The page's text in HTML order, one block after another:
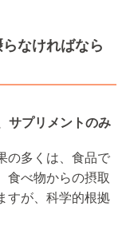
なければなら
サプリメントのみ
の多くは、食品で
食べ物からの摂取
すが、科学的根拠